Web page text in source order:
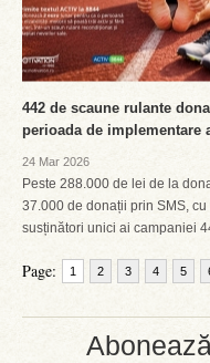
442 de scaune rulante
perioada de implementare
24 Mar 2026
Peste 288.000 de lei de la
37.000 de donații prin SMS,
susținători unici ai campaniei
Page: 1 2 3 4 5